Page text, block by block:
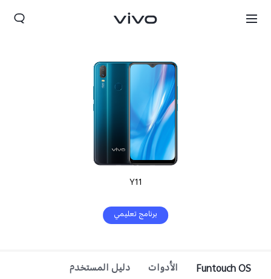
Saudi Arabia (AR) | حدد البلد/المنطقة
Y11
برنامج تعليمي
Funtouch OS الأدوات دليل المستخدم